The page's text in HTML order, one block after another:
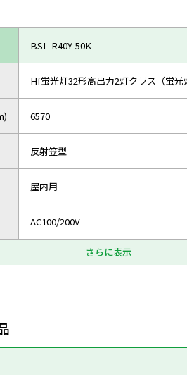
BSL-R40Y-50K
Hf蛍光灯32形高出力2灯クラス（蛍光
6570
反射笠型
屋内用
AC100/200V
さらに表示